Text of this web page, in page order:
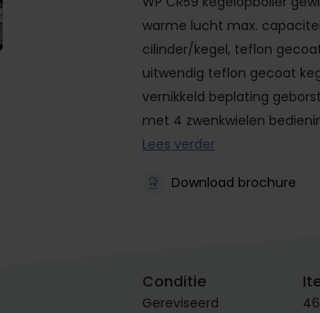
warme lucht max.
cilinder/kegel, teflon
uitwendig teflon gecoat
vernikkeld beplating
met 4 zwenkwielen
Lees verder
Download brochure
Conditie
Gereviseerd